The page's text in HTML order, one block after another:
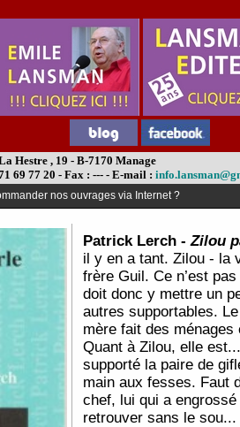
Hestre , 19 - B-7170 Manage
69 77 20 - Fax : --- - E-mail :
nos ouvrages via Internet ?
Patrick Lerch -Zilou
il y en a tant. Zilou - la
frère Guil. Ce n’est
doit donc y mettre un
autres supportables.
mère fait des
Quant à Zilou, elle
supporté la paire de
main aux fesses. Faut
chef, lui qui a
retrouver sans le sou...